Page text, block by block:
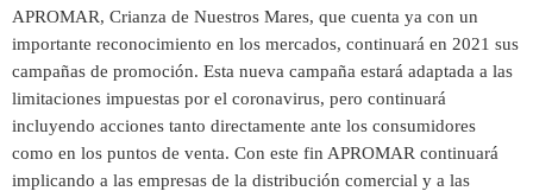
APROMAR, Crianza de Nuestros Mares, que cuenta ya con un
importante reconocimiento en los mercados, continuará en 2021 sus
campañas de promoción. Esta nueva campaña estará adaptada a las
limitaciones impuestas por el coronavirus, pero continuará
incluyendo acciones tanto directamente ante los consumidores
como en los puntos de venta. Con este fin APROMAR continuará
implicando a las empresas de la distribución comercial y a las